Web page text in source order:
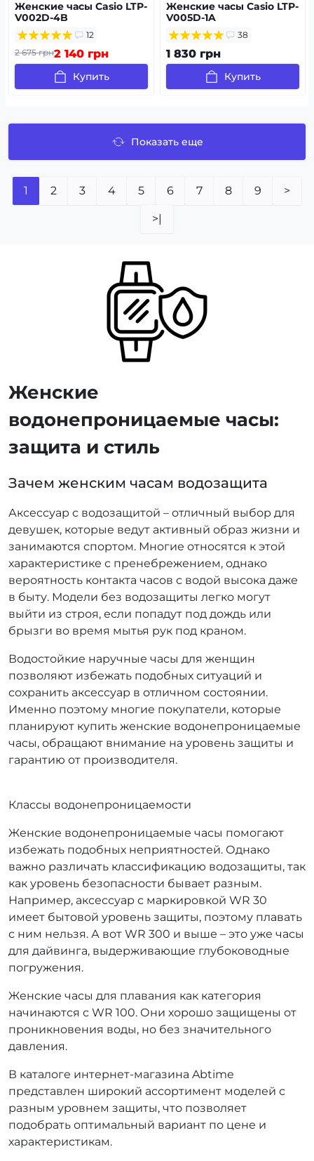
Женские часы Casio LTP-
V002D-4B
12
2 675 грн2 140 грн
Купить
Женские часы Casio LTP-
V005D-1A
38
1 830 грн
Купить
Показать еще
1 2 3 4 5 6 7 8 9 >
>|
Женские
водонепроницаемые часы:
защита и стиль
Зачем женским часам водозащита
Аксессуар с водозащитой – отличный выбор для
девушек, которые ведут активный образ жизни и
занимаются спортом. Многие относятся к этой
характеристике с пренебрежением, однако
вероятность контакта часов с водой высока даже
в быту. Модели без водозащиты легко могут
выйти из строя, если попадут под дождь или
брызги во время мытья рук под краном.
Водостойкие наручные часы для женщин
позволяют избежать подобных ситуаций и
сохранить аксессуар в отличном состоянии.
Именно поэтому многие покупатели, которые
планируют купить женские водонепроницаемые
часы, обращают внимание на уровень защиты и
гарантию от производителя.
Классы водонепроницаемости
Женские водонепроницаемые часы помогают
избежать подобных неприятностей. Однако
важно различать классификацию водозащиты, так
как уровень безопасности бывает разным.
Например, аксессуар с маркировкой WR 30
имеет бытовой уровень защиты, поэтому плавать
с ним нельзя. А вот WR 300 и выше – это уже часы
для дайвинга, выдерживающие глубоководные
погружения.
Женские часы для плавания как категория
начинаются с WR 100. Они хорошо защищены от
проникновения воды, но без значительного
давления.
В каталоге интернет-магазина Abtime
представлен широкий ассортимент моделей с
разным уровнем защиты, что позволяет
подобрать оптимальный вариант по цене и
характеристикам.